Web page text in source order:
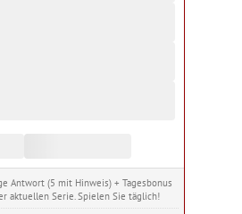
Antwort (5 mit Hinweis) + Tagesbonus
aktuellen Serie. Spielen Sie täglich!